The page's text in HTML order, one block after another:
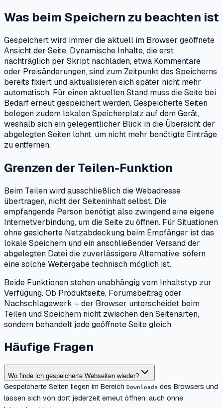
Was beim Speichern zu beachten ist
Gespeichert wird immer die aktuell im Browser geöffnete
Ansicht der Seite. Dynamische Inhalte, die erst
nachträglich per Skript nachladen, etwa Kommentare
oder Preisänderungen, sind zum Zeitpunkt des Speicherns
bereits fixiert und aktualisieren sich später nicht mehr
automatisch. Für einen aktuellen Stand muss die Seite bei
Bedarf erneut gespeichert werden. Gespeicherte Seiten
belegen zudem lokalen Speicherplatz auf dem Gerät,
weshalb sich ein gelegentlicher Blick in die Übersicht der
abgelegten Seiten lohnt, um nicht mehr benötigte Einträge
zu entfernen.
Grenzen der Teilen-Funktion
Beim Teilen wird ausschließlich die Webadresse
übertragen, nicht der Seiteninhalt selbst. Die
empfangende Person benötigt also zwingend eine eigene
Internetverbindung, um die Seite zu öffnen. Für Situationen
ohne gesicherte Netzabdeckung beim Empfänger ist das
lokale Speichern und ein anschließender Versand der
abgelegten Datei die zuverlässigere Alternative, sofern
eine solche Weitergabe technisch möglich ist.
Beide Funktionen stehen unabhängig vom Inhaltstyp zur
Verfügung. Ob Produktseite, Forumsbeitrag oder
Nachschlagewerk – der Browser unterscheidet beim
Teilen und Speichern nicht zwischen den Seitenarten,
sondern behandelt jede geöffnete Seite gleich.
Häufige Fragen
Wo finde ich gespeicherte Webseiten wieder?
Gespeicherte Seiten liegen im Bereich Downloads des Browsers und
lassen sich von dort jederzeit erneut öffnen, auch ohne